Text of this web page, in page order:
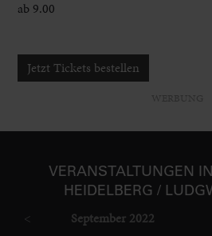
ab 9.00
Jetzt Tickets bestellen
VER­ANSTAL­TUNGEN
HEIDELBERG /
< September 2022